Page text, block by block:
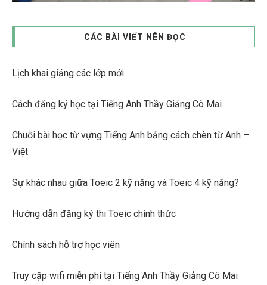
CÁC BÀI VIẾT NÊN ĐỌC
Lịch khai giảng các lớp mới
Cách đăng ký học tại Tiếng Anh Thầy Giảng Cô Mai
Chuỗi bài học từ vựng Tiếng Anh bằng cách chèn từ Anh –
Việt
Sự khác nhau giữa Toeic 2 kỹ năng và Toeic 4 kỹ năng?
Hướng dẫn đăng ký thi Toeic chính thức
Chính sách hỗ trợ học viên
Truy cập wifi miễn phí tại Tiếng Anh Thầy Giảng Cô Mai